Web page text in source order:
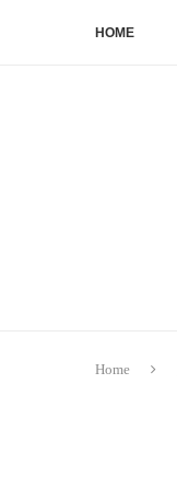
HOME
Home